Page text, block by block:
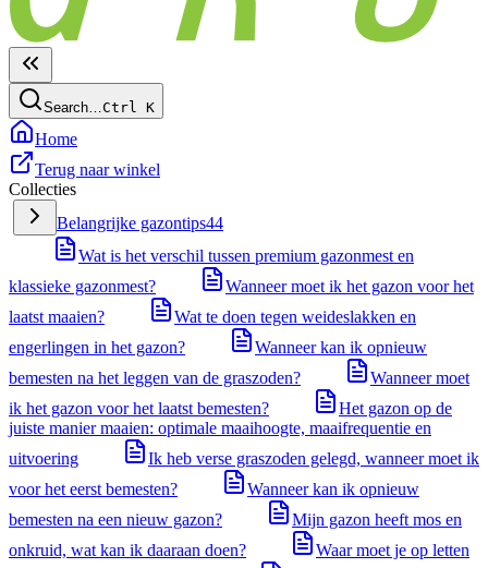
Search…Ctrl K
Home
Terug naar winkel
Collecties
Belangrijke gazontips44
Wat is het verschil tussen premium gazonmest en
klassieke gazonmest?
Wanneer moet ik het gazon voor het
laatst maaien?
Wat te doen tegen weideslakken en
engerlingen in het gazon?
Wanneer kan ik opnieuw
bemesten na het leggen van de graszoden?
Wanneer moet
ik het gazon voor het laatst bemesten?
Het gazon op de
juiste manier maaien: optimale maaihoogte, maaifrequentie en
uitvoering
Ik heb verse graszoden gelegd, wanneer moet ik
voor het eerst bemesten?
Wanneer kan ik opnieuw
bemesten na een nieuw gazon?
Mijn gazon heeft mos en
onkruid, wat kan ik daaraan doen?
Waar moet je op letten